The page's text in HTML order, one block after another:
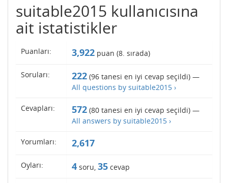
suitable2015 kullanıcısına
ait istatistikler
Puanları: 3,922 puan (8. sırada)
Soruları: 222 (96 tanesi en iyi cevap seçildi) —
All questions by suitable2015 ›
Cevapları: 572 (80 tanesi en iyi cevap seçildi) —
All answers by suitable2015 ›
Yorumları: 2,617
Oyları: 4 soru, 35 cevap